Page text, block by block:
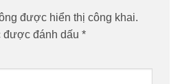
được hiển thị công khai.
được đánh dấu *